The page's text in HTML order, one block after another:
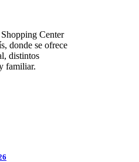
Center
donde se ofrece
distintos
familiar.